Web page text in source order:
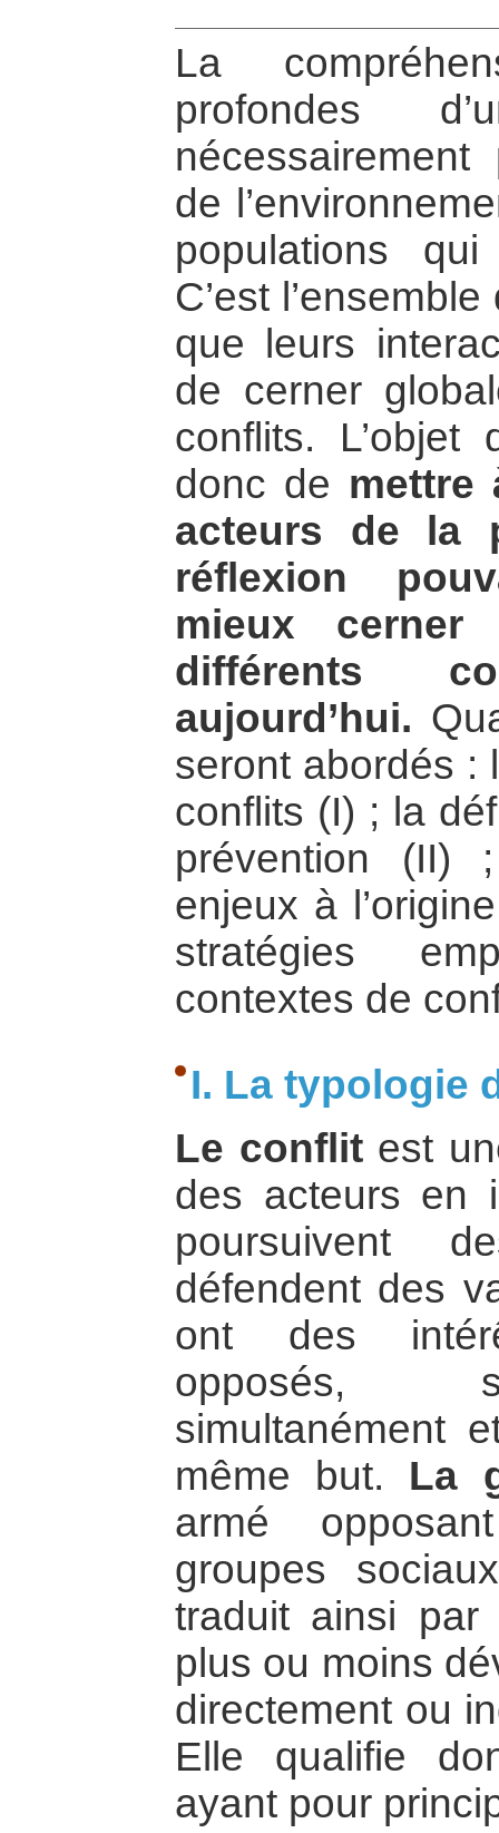
La
profondes
de
populations
C’est
que leurs
de cerner
conflits.
donc de mettre
acteurs de la
réflexion
mieux
différents
aujourd’hui.
seront abordés :
conflits (I) ; la
prévention
enjeux à
stratégies
contextes de
I. La typologie
Le conflitest
des acteurs en
poursuivent
défendent des
ont des
opposés,
simultanément
même but. La
armé
groupes
traduit ainsi par
plus ou moins
directement ou
Elle qualifie
ayant pour